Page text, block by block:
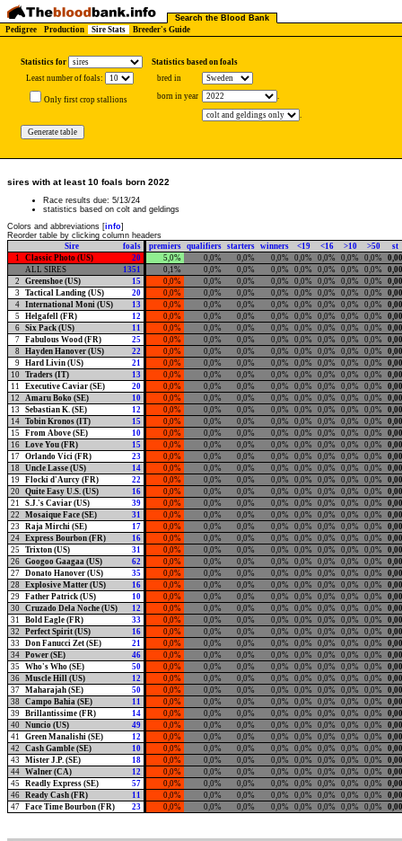
Search the Blood Bank
Pedigree
Production Sire Stats Breeder's Guide
Statistics for
Statistics based on foals
Least number of foals:
bred in
Only first crop stallions born in year .
.
sires with at least 10 foals born 2022
Race results due: 5/13/24
statistics based on colt and geldings
Colors and abbreviations [info]
Reorder table by clicking column headers
Sire
foals premiers qualifiers starters winners <19 <16 >10 >50
st
1
Classic Photo (US) 20 5,0% 0,0% 0,0% 0,0% 0,0% 0,0% 0,0% 0,0%
0,00
ALL SIRES
1351 0,1% 0,0% 0,0% 0,0% 0,0% 0,0% 0,0% 0,0%
0,00
2
Greenshoe (US) 15 0,0% 0,0% 0,0% 0,0% 0,0% 0,0% 0,0% 0,0%
0,00
3
Tactical Landing (US) 20 0,0% 0,0% 0,0% 0,0% 0,0% 0,0% 0,0% 0,0%
0,00
4 International Moni (US) 13 0,0% 0,0% 0,0% 0,0% 0,0% 0,0% 0,0% 0,0%
0,00
5
Helgafell (FR) 12 0,0% 0,0% 0,0% 0,0% 0,0% 0,0% 0,0% 0,0%
0,00
6 Six Pack (US) 11 0,0% 0,0% 0,0% 0,0% 0,0% 0,0% 0,0% 0,0%
0,00
7 Fabulous Wood (FR) 25 0,0% 0,0% 0,0% 0,0% 0,0% 0,0% 0,0% 0,0%
0,00
8
Hayden Hanover (US) 22 0,0% 0,0% 0,0% 0,0% 0,0% 0,0% 0,0% 0,0%
0,00
9 Hard Livin (US) 21 0,0% 0,0% 0,0% 0,0% 0,0% 0,0% 0,0% 0,0%
0,00
10 Traders (IT) 13 0,0% 0,0% 0,0% 0,0% 0,0% 0,0% 0,0% 0,0%
0,00
11
Executive Caviar (SE) 20 0,0% 0,0% 0,0% 0,0% 0,0% 0,0% 0,0% 0,0%
0,00
12
Amaru Boko (SE) 10 0,0% 0,0% 0,0% 0,0% 0,0% 0,0% 0,0% 0,0%
0,00
13
Sebastian K. (SE) 12 0,0% 0,0% 0,0% 0,0% 0,0% 0,0% 0,0% 0,0%
0,00
14 Tobin Kronos (IT) 15 0,0% 0,0% 0,0% 0,0% 0,0% 0,0% 0,0% 0,0%
0,00
15
From Above (SE) 10 0,0% 0,0% 0,0% 0,0% 0,0% 0,0% 0,0% 0,0%
0,00
16 Love You (FR) 15 0,0% 0,0% 0,0% 0,0% 0,0% 0,0% 0,0% 0,0%
0,00
17 Orlando Vici (FR) 23 0,0% 0,0% 0,0% 0,0% 0,0% 0,0% 0,0% 0,0%
0,00
18
Uncle Lasse (US) 14 0,0% 0,0% 0,0% 0,0% 0,0% 0,0% 0,0% 0,0%
0,00
19 Flocki d'Aurcy (FR) 22 0,0% 0,0% 0,0% 0,0% 0,0% 0,0% 0,0% 0,0%
0,00
20 Quite Easy U.S. (US) 16 0,0% 0,0% 0,0% 0,0% 0,0% 0,0% 0,0% 0,0%
0,00
21
S.J.'s Caviar (US) 39 0,0% 0,0% 0,0% 0,0% 0,0% 0,0% 0,0% 0,0%
0,00
22
Mosaique Face (SE) 31 0,0% 0,0% 0,0% 0,0% 0,0% 0,0% 0,0% 0,0%
0,00
23
Raja Mirchi (SE) 17 0,0% 0,0% 0,0% 0,0% 0,0% 0,0% 0,0% 0,0%
0,00
24 Express Bourbon (FR) 16 0,0% 0,0% 0,0% 0,0% 0,0% 0,0% 0,0% 0,0%
0,00
25
Trixton (US) 31 0,0% 0,0% 0,0% 0,0% 0,0% 0,0% 0,0% 0,0%
0,00
26 Googoo Gaagaa (US) 62 0,0% 0,0% 0,0% 0,0% 0,0% 0,0% 0,0% 0,0%
0,00
27 Donato Hanover (US) 35 0,0% 0,0% 0,0% 0,0% 0,0% 0,0% 0,0% 0,0%
0,00
28
Explosive Matter (US) 16 0,0% 0,0% 0,0% 0,0% 0,0% 0,0% 0,0% 0,0%
0,00
29 Father Patrick (US) 10 0,0% 0,0% 0,0% 0,0% 0,0% 0,0% 0,0% 0,0%
0,00
30 Cruzado Dela Noche (US) 12 0,0% 0,0% 0,0% 0,0% 0,0% 0,0% 0,0% 0,0%
0,00
31
Bold Eagle (FR) 33 0,0% 0,0% 0,0% 0,0% 0,0% 0,0% 0,0% 0,0%
0,00
32
Perfect Spirit (US) 16 0,0% 0,0% 0,0% 0,0% 0,0% 0,0% 0,0% 0,0%
0,00
33
Don Fanucci Zet (SE) 21 0,0% 0,0% 0,0% 0,0% 0,0% 0,0% 0,0% 0,0%
0,00
34 Power (SE) 46 0,0% 0,0% 0,0% 0,0% 0,0% 0,0% 0,0% 0,0%
0,00
35
Who's Who (SE) 50 0,0% 0,0% 0,0% 0,0% 0,0% 0,0% 0,0% 0,0%
0,00
36 Muscle Hill (US) 12 0,0% 0,0% 0,0% 0,0% 0,0% 0,0% 0,0% 0,0%
0,00
37 Maharajah (SE) 50 0,0% 0,0% 0,0% 0,0% 0,0% 0,0% 0,0% 0,0%
0,00
38
Campo Bahia (SE) 11 0,0% 0,0% 0,0% 0,0% 0,0% 0,0% 0,0% 0,0%
0,00
39 Brillantissime (FR) 14 0,0% 0,0% 0,0% 0,0% 0,0% 0,0% 0,0% 0,0%
0,00
40 Nuncio (US) 49 0,0% 0,0% 0,0% 0,0% 0,0% 0,0% 0,0% 0,0%
0,00
41
Green Manalishi (SE) 12 0,0% 0,0% 0,0% 0,0% 0,0% 0,0% 0,0% 0,0%
0,00
42
Cash Gamble (SE) 10 0,0% 0,0% 0,0% 0,0% 0,0% 0,0% 0,0% 0,0%
0,00
43
Mister J.P. (SE) 18 0,0% 0,0% 0,0% 0,0% 0,0% 0,0% 0,0% 0,0%
0,00
44 Walner (CA) 12 0,0% 0,0% 0,0% 0,0% 0,0% 0,0% 0,0% 0,0%
0,00
45
Readly Express (SE) 57 0,0% 0,0% 0,0% 0,0% 0,0% 0,0% 0,0% 0,0%
0,00
46 Ready Cash (FR) 11 0,0% 0,0% 0,0% 0,0% 0,0% 0,0% 0,0% 0,0%
0,00
47 Face Time Bourbon (FR) 23 0,0% 0,0% 0,0% 0,0% 0,0% 0,0% 0,0% 0,0% 0,00